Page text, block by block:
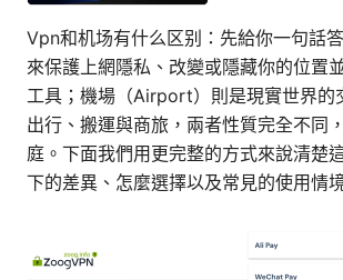
Vpn和机场有什么区别：先給你一句話
來保護上網隱私、改變或隱藏你的位置
工具；機場（Airport）則是現實世界的
出行、搬運與商旅，兩者性質完全不同
庭。下面我們用更完整的方式來說清楚
下的差異、怎麼選擇以及常見的使用情